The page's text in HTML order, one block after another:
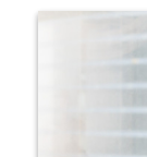
ngữ
phát triển
ngoài lớp
trình độ trong
quá trình học